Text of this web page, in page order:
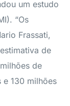
um estudo
“Os
Frassati,
de
de
e 130 milhões